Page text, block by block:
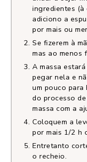
ingredientes
adiciono a
por mais ou
Se fizerem à
mas ao menos
A massa
pegar nela e
um pouco
do processo
massa com a
Coloquem a
por mais 1/2 h
Entretanto
o recheio.